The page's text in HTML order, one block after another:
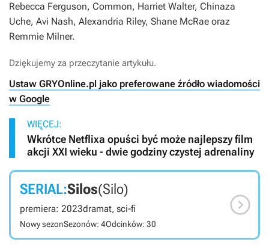
Rebecca Ferguson, Common, Harriet Walter, Chinaza
Uche, Avi Nash, Alexandria Riley, Shane McRae oraz
Remmie Milner.
Dziękujemy za przeczytanie artykułu.
Ustaw GRYOnline.pl jako preferowane źródło wiadomości
w Google
WIĘCEJ:
Wkrótce Netflixa opuści być może najlepszy film
akcji XXI wieku - dwie godziny czystej adrenaliny
SERIAL:Silos(Silo)
premiera: 2023dramat, sci-fi
Nowy sezonSezonów: 4Odcinków: 30
